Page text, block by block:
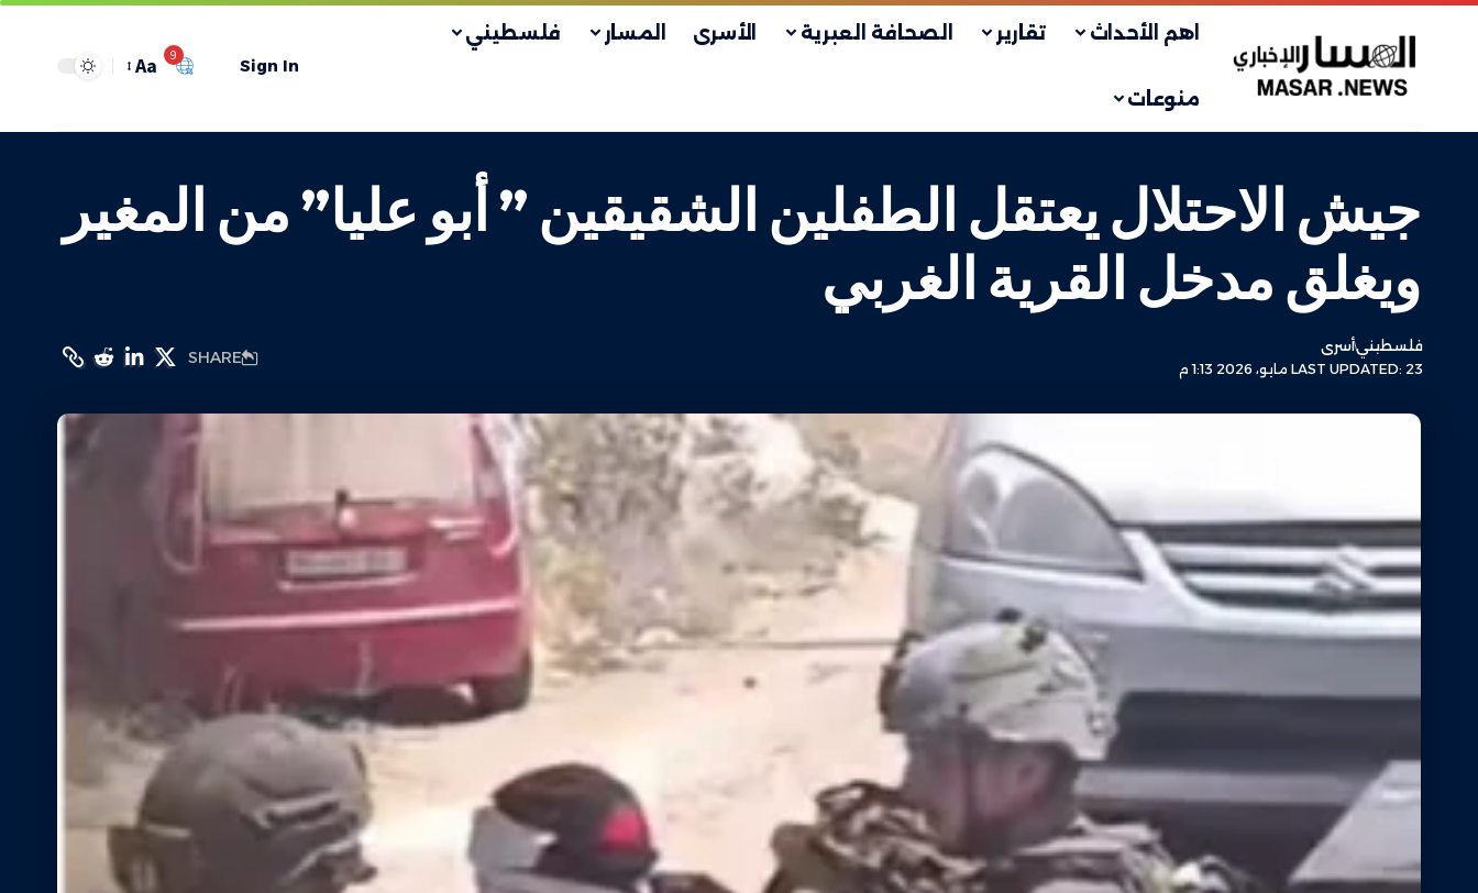
اهم الأحداث تقارير الصحافة العبرية الأسرى المسار فلسطيني
منوعات
Sign In
9
Aa
جيش الاحتلال يعتقل الطفلين الشقيقين ” أبو عليا” من المغير
ويغلق مدخل القرية الغربي
LAST UPDATED: 23 مايو، 2026 1:13 م
فلسطينيأسرى
SHARE